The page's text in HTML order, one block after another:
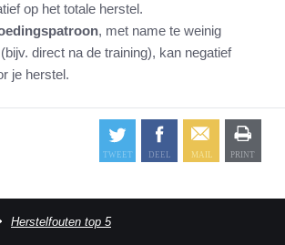
op het totale herstel.
, met name te weinig
direct na de training), kan negatief
je herstel.
Herstelfouten top 5